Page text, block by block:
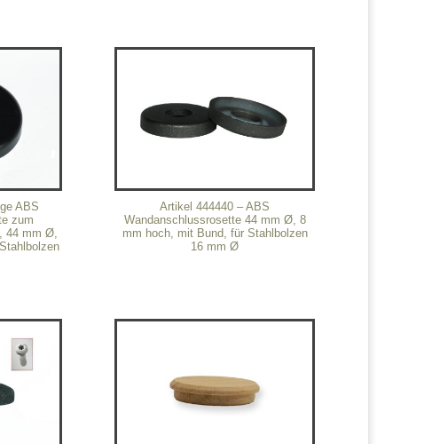
ABS
zum
44 mm Ø,
Artikel 444440 – ABS
Wandanschlussrosette 44 mm Ø, 8
mm hoch, mit Bund, für Stahlbolzen
16 mm Ø